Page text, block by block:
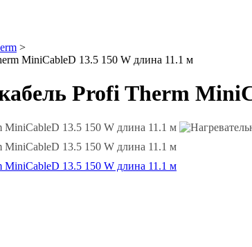
>
MiniCableD 13.5 150 W длина 11.1 м
Profi Therm